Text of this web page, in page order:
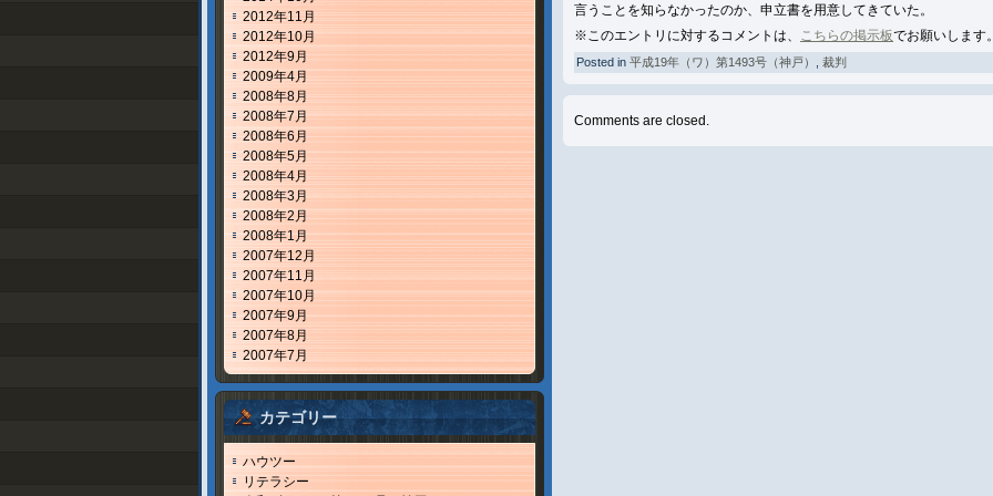
2012年11月
2012年10月
2012年9月
2009年4月
2008年8月
2008年7月
2008年6月
2008年5月
2008年4月
2008年3月
2008年2月
2008年1月
2007年12月
2007年11月
2007年10月
2007年9月
2007年8月
2007年7月
カテゴリー
ハウツー
リテラシー
言うことを知らなかったのか、申立書を用意してきていた。
※このエントリに対するコメントは、
こちらの掲示板でお願いします
Posted in 平成19年（ワ）第1493号（神戸） 裁判
Comments are closed.